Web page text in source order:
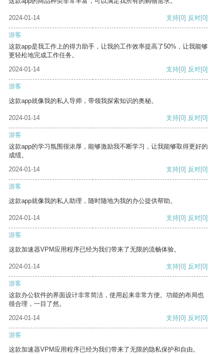
2024-01-14 支持[0] 反对[0]
游客
这款app是我工作上的得力助手，让我的工作效率提高了50%，让我能够
更轻松地完成工作任务。
2024-01-14
支持[0] 反对[0]
游客
这款app就像我的私人导师，带领我探索知识的奥秘。
2024-01-14 支持[0] 反对[0]
游客
这款app的学习氛围很浓厚，能够激励我不断学习，让我能够取得更好的
成绩。
2024-01-14
支持[0] 反对[0]
游客
这款app就像我的私人助理，随时随地为我的办公提供帮助。
2024-01-14 支持[0] 反对[0]
游客
这款加速器VPM应用程序已经为我们带来了无限的流畅体验。
2024-01-14 支持[0] 反对[0]
游客
这款办公软件的界面设计非常简洁，使用起来非常方便。功能的布局也
很合理，一目了然。
2024-01-14
支持[0] 反对[0]
游客
这款加速器VPM应用程序已经为我们带来了无限的隐私保护和自由。